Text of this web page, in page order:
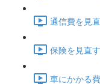
通信費を見
保険を見直
車にかかる